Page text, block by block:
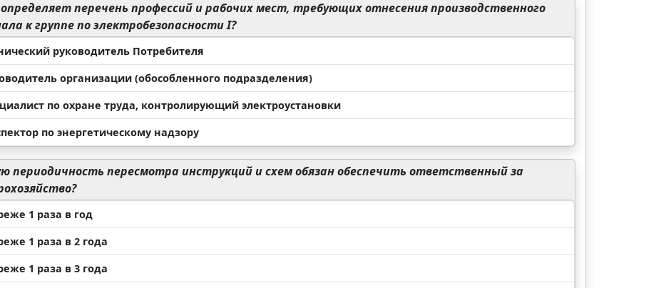
перечень профессий и рабочих мест, требующих отнесения производственного
к группе по электробезопасности I?
руководитель Потребителя
организации (обособленного подразделения)
по охране труда, контролирующий электроустановки
по энергетическому надзору
периодичность пересмотра инструкций и схем обязан обеспечить ответственный за
1 раза в год
1 раза в 2 года
1 раза в 3 года